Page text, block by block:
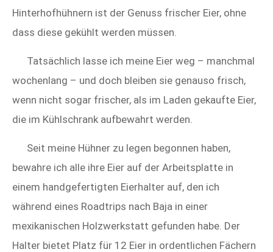
Hinterhofhühnern ist der Genuss frischer Eier, ohne
dass diese gekühlt werden müssen.
Tatsächlich lasse ich meine Eier weg – manchmal
wochenlang – und doch bleiben sie genauso frisch,
wenn nicht sogar frischer, als im Laden gekaufte Eier,
die im Kühlschrank aufbewahrt werden.
Seit meine Hühner zu legen begonnen haben,
bewahre ich alle ihre Eier auf der Arbeitsplatte in
einem handgefertigten Eierhalter auf, den ich
während eines Roadtrips nach Baja in einer
mexikanischen Holzwerkstatt gefunden habe. Der
Halter bietet Platz für 12 Eier in ordentlichen Fächern